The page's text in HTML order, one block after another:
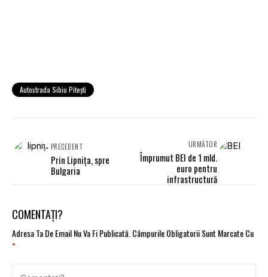
Autostrada Sibiu Piteşti
PRECEDENT
Prin Lipniţa, spre
Bulgaria
URMĂTOR
Împrumut BEI de 1 mld.
euro pentru
infrastructură
COMENTAȚI?
Adresa Ta De Email Nu Va Fi Publicată. Câmpurile Obligatorii Sunt Marcate Cu
*